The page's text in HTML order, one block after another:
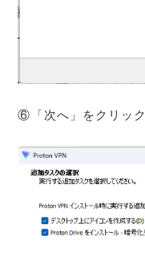
⑥「次へ」をクリック